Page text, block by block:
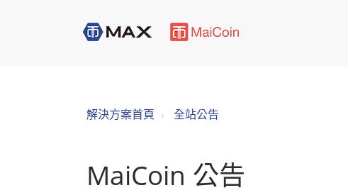
解決方案首頁 全站公告
MaiCoin 公告